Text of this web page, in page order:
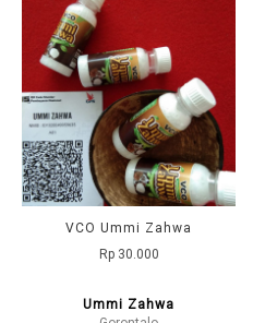
VCO Ummi Zahwa
Rp 30.000
Ummi Zahwa